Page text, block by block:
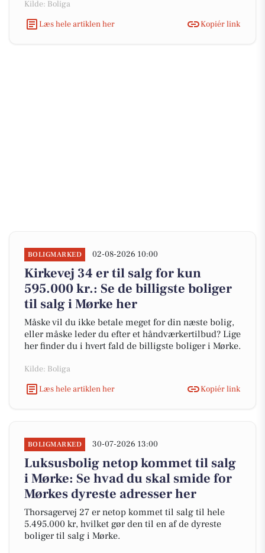
Kilde: Boliga
Læs hele artiklen her
Kopiér link
BOLIGMARKED 02-08-2026 10:00
Kirkevej 34 er til salg for kun
595.000 kr.: Se de billigste boliger
til salg i Mørke her
Måske vil du ikke betale meget for din næste bolig,
eller måske leder du efter et håndværkertilbud? Lige
her finder du i hvert fald de billigste boliger i Mørke.
Kilde: Boliga
Læs hele artiklen her
Kopiér link
BOLIGMARKED 30-07-2026 13:00
Luksusbolig netop kommet til salg
i Mørke: Se hvad du skal smide for
Mørkes dyreste adresser her
Thorsagervej 27 er netop kommet til salg til hele
5.495.000 kr, hvilket gør den til en af de dyreste
boliger til salg i Mørke.